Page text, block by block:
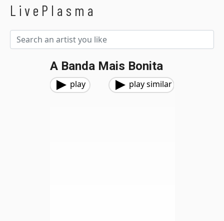
LivePlasma
A Banda Mais Bonita
play play similar